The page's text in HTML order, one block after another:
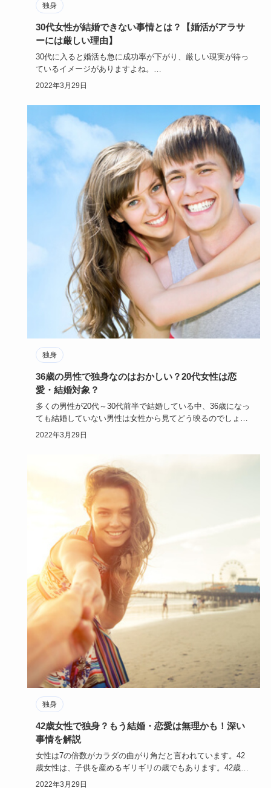
独身
30代女性が結婚できない事情とは？【婚活がアラサ
ーには厳しい理由】
30代に入ると婚活も急に成功率が下がり、厳しい現実が待っ
ているイメージがありますよね。
30代女性が婚活を必死にしていて…
2022年3月29日
独身
36歳の男性で独身なのはおかしい？20代女性は恋
愛・結婚対象？
多くの男性が20代～30代前半で結婚している中、36歳になっ
ても結婚していない男性は女性から見てどう映るのでしょう
か。
2022年3月29日
独身
42歳女性で独身？もう結婚・恋愛は無理かも！深い
事情を解説
女性は7の倍数がカラダの曲がり角だと言われています。42
歳女性は、子供を産めるギリギリの歳でもあります。42歳独
身女性は、…
2022年3月29日